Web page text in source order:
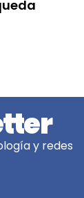
y redes